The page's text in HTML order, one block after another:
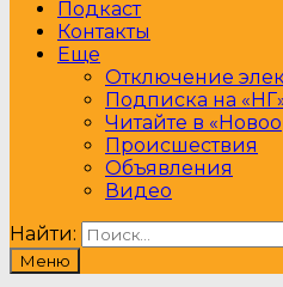
Подкаст
Контакты
Еще
Отключение
Подписка на
Читайте в
Происшествия
Объявления
Видео
Найти:
Меню